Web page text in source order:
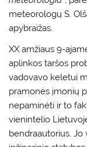
meteorologų S.
apybraižas.
XX amžiaus 9-
aplinkos taršos
vadovavo keletui
pramonės įmonių
nepaminėti ir to
vienintelio
bendraautorius.